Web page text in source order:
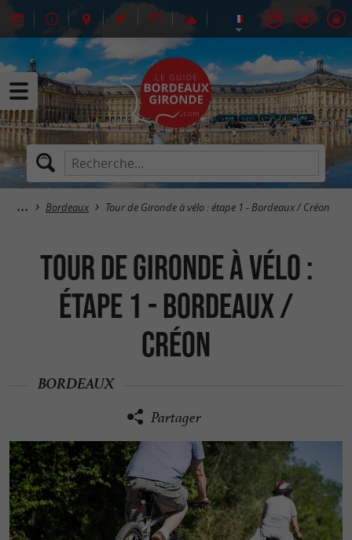
Bordeaux Tour de Gironde à vélo : étape 1 - Bordeaux / Créon
Tour de Gironde à vélo :
étape 1 - Bordeaux /
Créon
BORDEAUX
Partager